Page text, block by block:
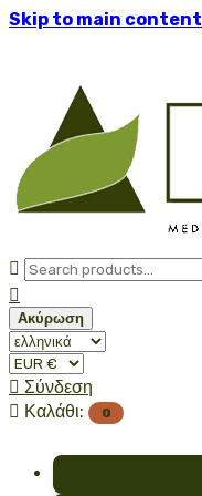
Skip to main content


Ακύρωση
 Σύνδεση
 Καλάθι: 0